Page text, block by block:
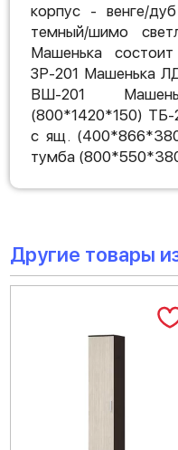
корпус - венге/
темный/шимо
Машенька
ЗР-201 Машенька
ВШ-201
(800*1420*150)
с ящ.
тумба
Другие товары